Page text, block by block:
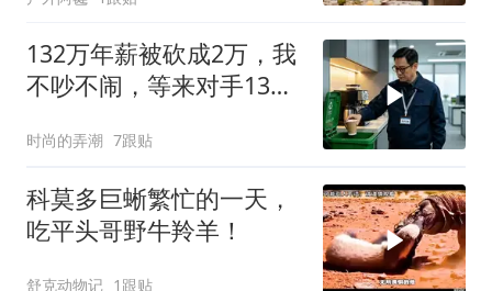
家门
132万年薪被砍成2万，我
不吵不闹，等来对手13倍
时尚的弄潮 7跟贴
科莫多巨蜥繁忙的一天，
吃平头哥野牛羚羊！
舒克动物记 1跟贴